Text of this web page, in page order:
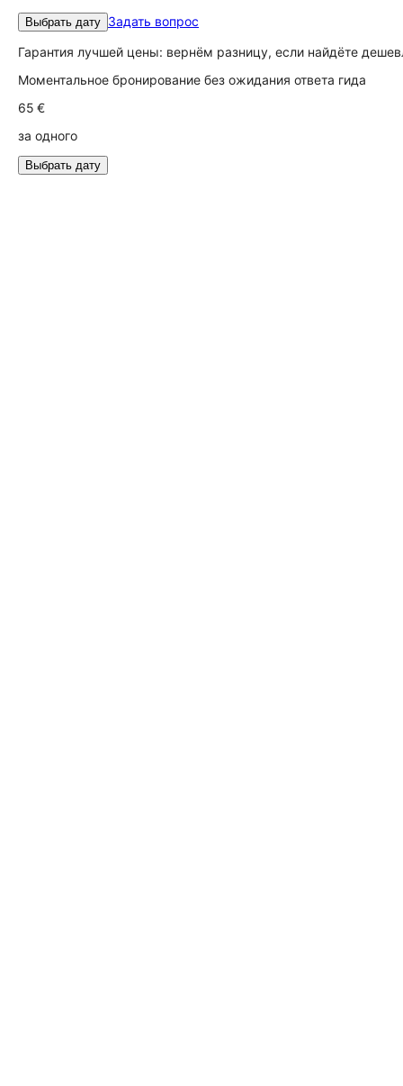
Выбрать дату Задать вопрос
Гарантия лучшей цены: вернём разницу, если найдёте
Моментальное бронирование без ожидания ответа гида
65 €
за одного
Выбрать дату